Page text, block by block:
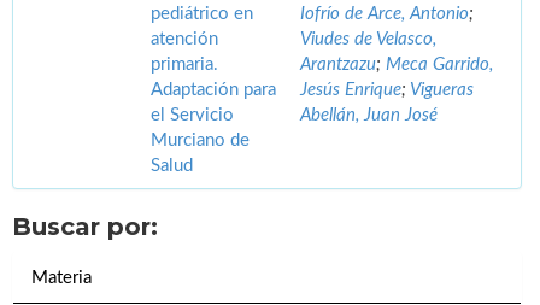
pediátrico en
atención
primaria.
Adaptación para
el Servicio
Murciano de
Salud
Iofrío de Arce, Antonio;
Viudes de Velasco,
Arantzazu; Meca Garrido,
Jesús Enrique; Vigueras
Abellán, Juan José
Buscar por:
Materia